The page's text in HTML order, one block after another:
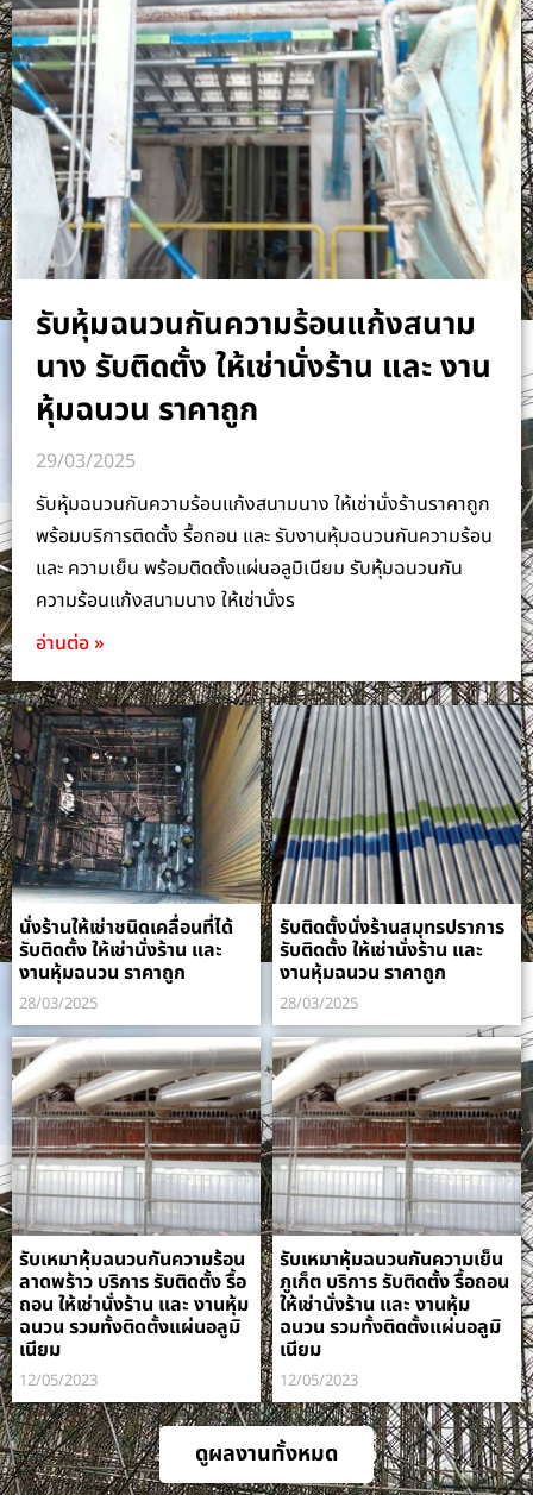
รับหุ้มฉนวนกันความร้อนแก้งสนาม
นาง รับติดตั้ง ให้เช่านั่งร้าน และ งาน
หุ้มฉนวน ราคาถูก
29/03/2025
รับหุ้มฉนวนกันความร้อนแก้งสนามนาง ให้เช่านั่งร้านราคาถูก
พร้อมบริการติดตั้ง รื้อถอน และ รับงานหุ้มฉนวนกันความร้อน
และ ความเย็น พร้อมติดตั้งแผ่นอลูมิเนียม รับหุ้มฉนวนกัน
ความร้อนแก้งสนามนาง ให้เช่านั่งร
อ่านต่อ »
นั่งร้านให้เช่าชนิดเคลื่อนที่ได้
รับติดตั้ง ให้เช่านั่งร้าน และ
งานหุ้มฉนวน ราคาถูก
28/03/2025
รับติดตั้งนั่งร้านสมุทรปราการ
รับติดตั้ง ให้เช่านั่งร้าน และ
งานหุ้มฉนวน ราคาถูก
28/03/2025
รับเหมาหุ้มฉนวนกันความร้อน
ลาดพร้าว บริการ รับติดตั้ง รื้อ
ถอน ให้เช่านั่งร้าน และ งานหุ้ม
ฉนวน รวมทั้งติดตั้งแผ่นอลูมิ
เนียม
12/05/2023
รับเหมาหุ้มฉนวนกันความเย็น
ภูเก็ต บริการ รับติดตั้ง รื้อถอน
ให้เช่านั่งร้าน และ งานหุ้ม
ฉนวน รวมทั้งติดตั้งแผ่นอลูมิ
เนียม
12/05/2023
ดูผลงานทั้งหมด